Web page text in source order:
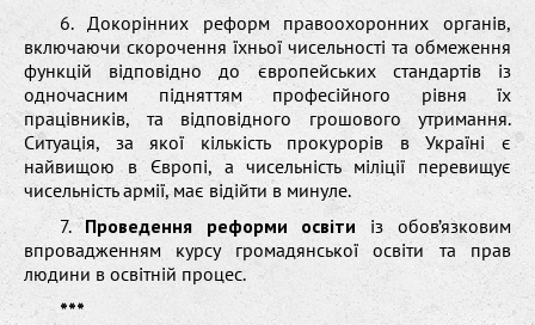
6. Докорінних реформ правоохоронних органів,
включаючи скорочення їхньої чисельності та обмеження
функцій відповідно до європейських стандартів із
одночасним підняттям професійного рівня їх
працівників, та відповідного грошового утримання.
Ситуація, за якої кількість прокурорів в Україні є
найвищою в Європі, а чисельність міліції перевищує
чисельність армії, має відійти в минуле.
7.Проведення реформи освіти із обов’язковим
впровадженням курсу громадянської освіти та прав
людини в освітній процес.
***